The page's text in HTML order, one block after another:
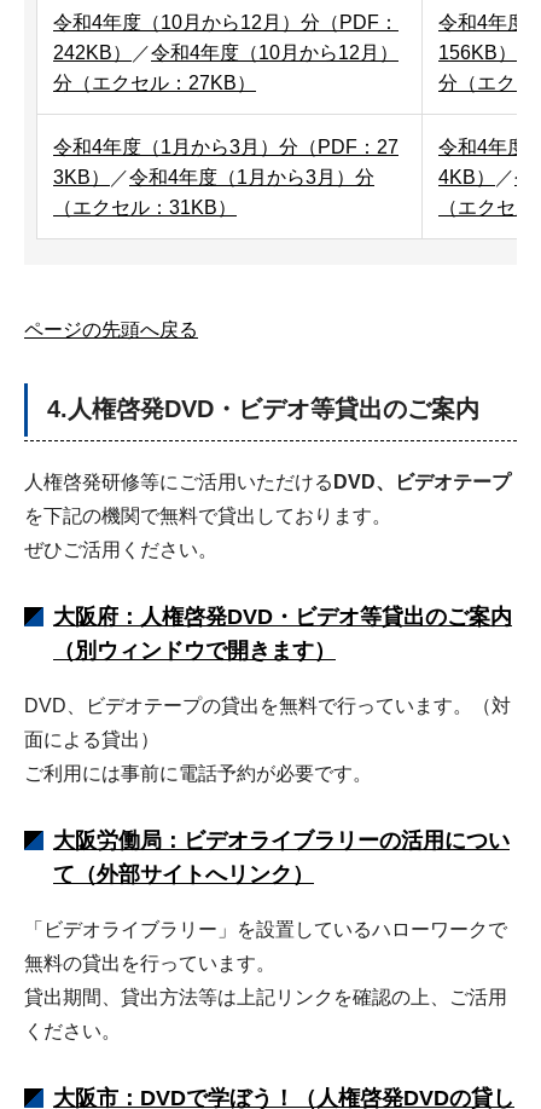
令和4年度（10月から12月）分（PDF：
242KB）
／令和4年度（10月から12月）
分（エクセル：27KB）
令和4年度
156KB）
分（エクセ
令和4年度（1月から3月）分（PDF：27
3KB）
／令和4年度（1月から3月）分
（エクセル：31KB）
令和4年度
4KB）
／令
（エクセ
ページの先頭へ戻る
4.人権啓発DVD・ビデオ等貸出のご案内
人権啓発研修等にご活用いただける DVD、ビデオテープ
を下記の機関で無料で貸出しております。
ぜひご活用ください。
大阪府：人権啓発DVD・ビデオ等貸出のご案内
（別ウィンドウで開きます）
DVD、ビデオテープの貸出を無料で行っています。（対
面による貸出）
ご利用には事前に電話予約が必要です。
大阪労働局：ビデオライブラリーの活用につい
て（外部サイトへリンク）
「ビデオライブラリー」を設置しているハローワークで
無料の貸出を行っています。
貸出期間、貸出方法等は上記リンクを確認の上、ご活用
ください。
大阪市：DVDで学ぼう！（人権啓発DVDの貸し